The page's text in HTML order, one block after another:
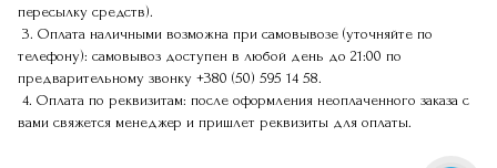
пересылку средств).
3. Оплата наличными возможна при самовывозе (уточняйте по
телефону): самовывоз доступен в любой день до 21:00 по
предварительному звонку +380 (50) 595 14 58.
4. Оплата по реквизитам: после оформления неоплаченного заказа с
вами свяжется менеджер и пришлет реквизиты для оплаты.